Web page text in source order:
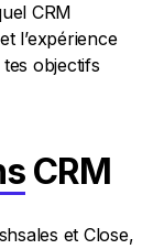
CRM
l’expérience
tes objectifs
CRM
et Close,